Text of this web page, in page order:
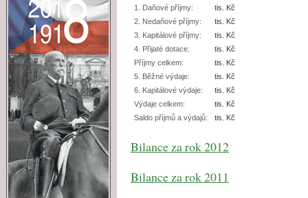
1. Daňové příjmy:
tis. Kč
2. Nedaňové příjmy:
tis. Kč
3. Kapitálové příjmy:
tis. Kč
4. Přijaté dotace:
tis. Kč
Příjmy celkem:
tis. Kč
5. Běžné výdaje:
tis. Kč
6. Kapitálové výdaje:
tis. Kč
Výdaje celkem:
tis. Kč
Saldo příjmů a výdajů:
tis. Kč
Bilance za rok 2012
Bilance za rok 2011